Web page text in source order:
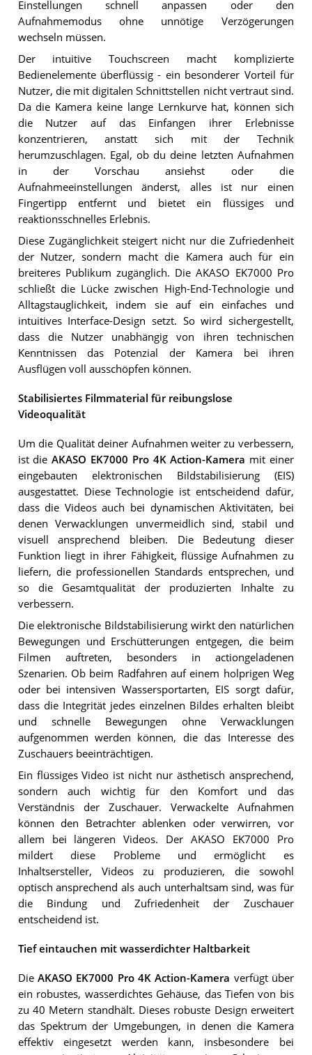
Einstellungen schnell anpassen oder den
Aufnahmemodus ohne unnötige Verzögerungen
wechseln müssen.
Der intuitive Touchscreen macht komplizierte
Bedienelemente überflüssig - ein besonderer Vorteil für
Nutzer, die mit digitalen Schnittstellen nicht vertraut sind.
Da die Kamera keine lange Lernkurve hat, können sich
die Nutzer auf das Einfangen ihrer Erlebnisse
konzentrieren, anstatt sich mit der Technik
herumzuschlagen. Egal, ob du deine letzten Aufnahmen
in der Vorschau ansiehst oder die
Aufnahmeeinstellungen änderst, alles ist nur einen
Fingertipp entfernt und bietet ein flüssiges und
reaktionsschnelles Erlebnis.
Diese Zugänglichkeit steigert nicht nur die Zufriedenheit
der Nutzer, sondern macht die Kamera auch für ein
breiteres Publikum zugänglich. Die AKASO EK7000 Pro
schließt die Lücke zwischen High-End-Technologie und
Alltagstauglichkeit, indem sie auf ein einfaches und
intuitives Interface-Design setzt. So wird sichergestellt,
dass die Nutzer unabhängig von ihren technischen
Kenntnissen das Potenzial der Kamera bei ihren
Ausflügen voll ausschöpfen können.
Stabilisiertes Filmmaterial für reibungslose
Videoqualität
Um die Qualität deiner Aufnahmen weiter zu verbessern,
ist dieAKASO EK7000 Pro 4K Action-Kamera mit einer
eingebauten elektronischen Bildstabilisierung (EIS)
ausgestattet. Diese Technologie ist entscheidend dafür,
dass die Videos auch bei dynamischen Aktivitäten, bei
denen Verwacklungen unvermeidlich sind, stabil und
visuell ansprechend bleiben. Die Bedeutung dieser
Funktion liegt in ihrer Fähigkeit, flüssige Aufnahmen zu
liefern, die professionellen Standards entsprechen, und
so die Gesamtqualität der produzierten Inhalte zu
verbessern.
Die elektronische Bildstabilisierung wirkt den natürlichen
Bewegungen und Erschütterungen entgegen, die beim
Filmen auftreten, besonders in actiongeladenen
Szenarien. Ob beim Radfahren auf einem holprigen Weg
oder bei intensiven Wassersportarten, EIS sorgt dafür,
dass die Integrität jedes einzelnen Bildes erhalten bleibt
und schnelle Bewegungen ohne Verwacklungen
aufgenommen werden können, die das Interesse des
Zuschauers beeinträchtigen.
Ein flüssiges Video ist nicht nur ästhetisch ansprechend,
sondern auch wichtig für den Komfort und das
Verständnis der Zuschauer. Verwackelte Aufnahmen
können den Betrachter ablenken oder verwirren, vor
allem bei längeren Videos. Der AKASO EK7000 Pro
mildert diese Probleme und ermöglicht es
Inhaltsersteller, Videos zu produzieren, die sowohl
optisch ansprechend als auch unterhaltsam sind, was für
die Bindung und Zufriedenheit der Zuschauer
entscheidend ist.
Tief eintauchen mit wasserdichter Haltbarkeit
Die AKASO EK7000 Pro 4K Action-Kamera verfügt über
ein robustes, wasserdichtes Gehäuse, das Tiefen von bis
zu 40 Metern standhält. Dieses robuste Design erweitert
das Spektrum der Umgebungen, in denen die Kamera
effektiv eingesetzt werden kann, insbesondere bei